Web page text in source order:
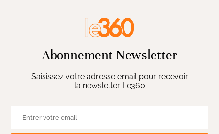
Abonnement Newsletter
Saisissez votre adresse email pour recevoir
la newsletter Le360